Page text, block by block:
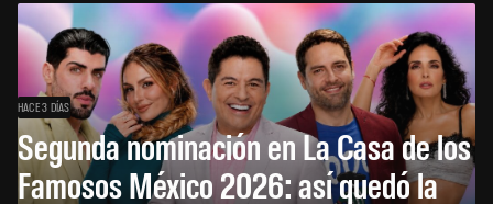
HACE 3 DÍAS
Segunda nominación en La Casa de los
Famosos México 2026: así quedó la